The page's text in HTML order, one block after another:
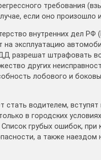
требования
если оно произошло
внутренних дел РФ
эксплуатацию
разрешат штрафовать
других
лобового и
стать водителем,
в городских
грубых ошибок,
а также